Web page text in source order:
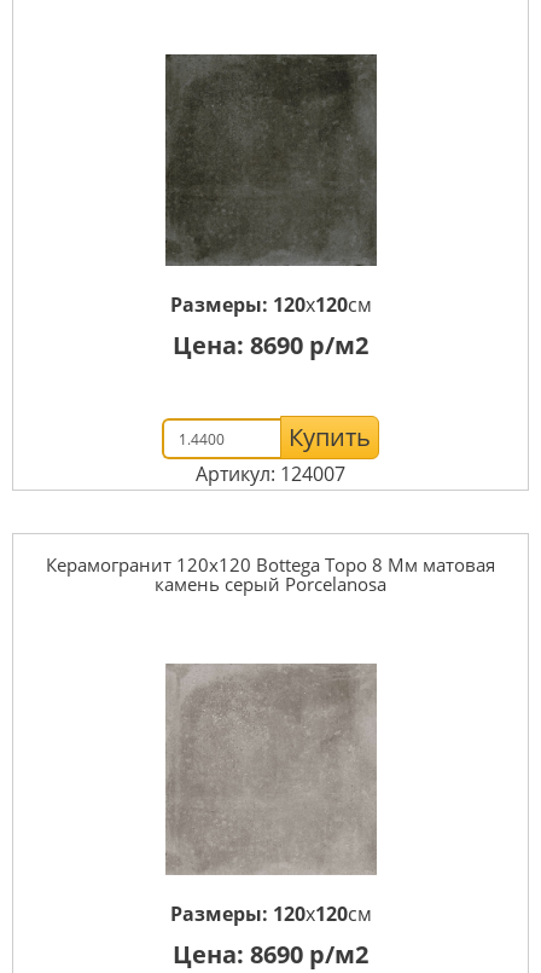
Размеры: 120x120см
Цена: 8690 р/м2
Купить
Артикул: 124007
Керамогранит 120x120 Bottega Topo 8 Мм матовая
камень серый Porcelanosa
Размеры: 120x120см
Цена: 8690 р/м2